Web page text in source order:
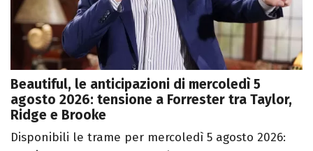
Beautiful, le anticipazioni di mercoledì 5
agosto 2026: tensione a Forrester tra Taylor,
Ridge e Brooke
Disponibili le trame per mercoledì 5 agosto 2026: